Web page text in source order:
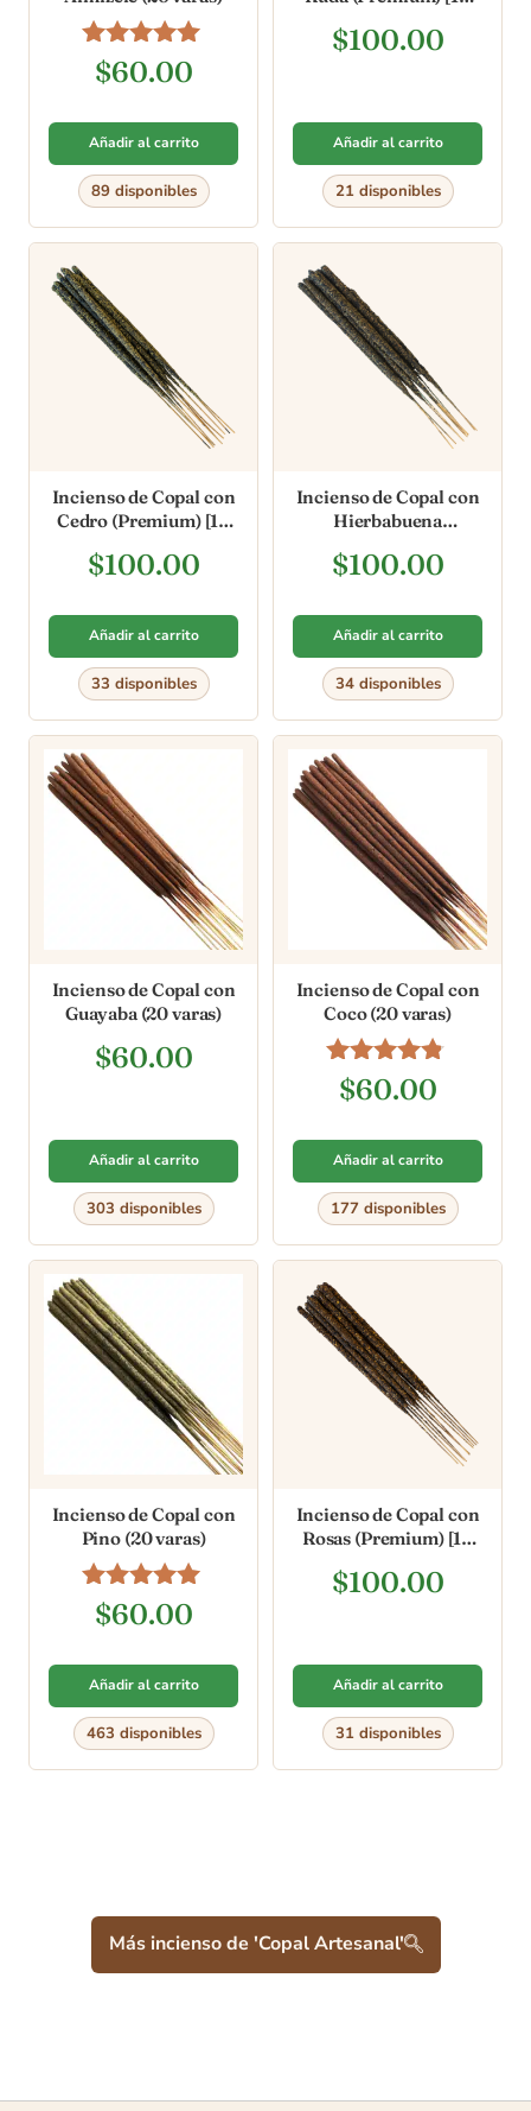
Valorado en
5.00
$60.00
Añadir al carrito
89 disponibles
$100.00
Añadir al carrito
21 disponibles
Incienso de Copal con
Cedro (Premium) [10
$100.00
Añadir al carrito
33 disponibles
Incienso de Copal con
Hierbabuena
$100.00
Añadir al carrito
34 disponibles
Incienso de Copal con
Guayaba (20 varas)
$60.00
Añadir al carrito
303 disponibles
Incienso de Copal con
Coco (20 varas)
Valorado
en
de 5
$60.00
Añadir al carrito
177 disponibles
Incienso de Copal con
Pino (20 varas)
Valorado en
5.00
$60.00
Añadir al carrito
463 disponibles
Incienso de Copal con
Rosas (Premium) [10
$100.00
Añadir al carrito
31 disponibles
Más incienso de 'Copal Artesanal'